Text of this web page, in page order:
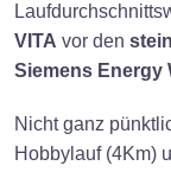
VITA vor den
Siemens Energy
Nicht ganz
Hobbylauf (4Km)